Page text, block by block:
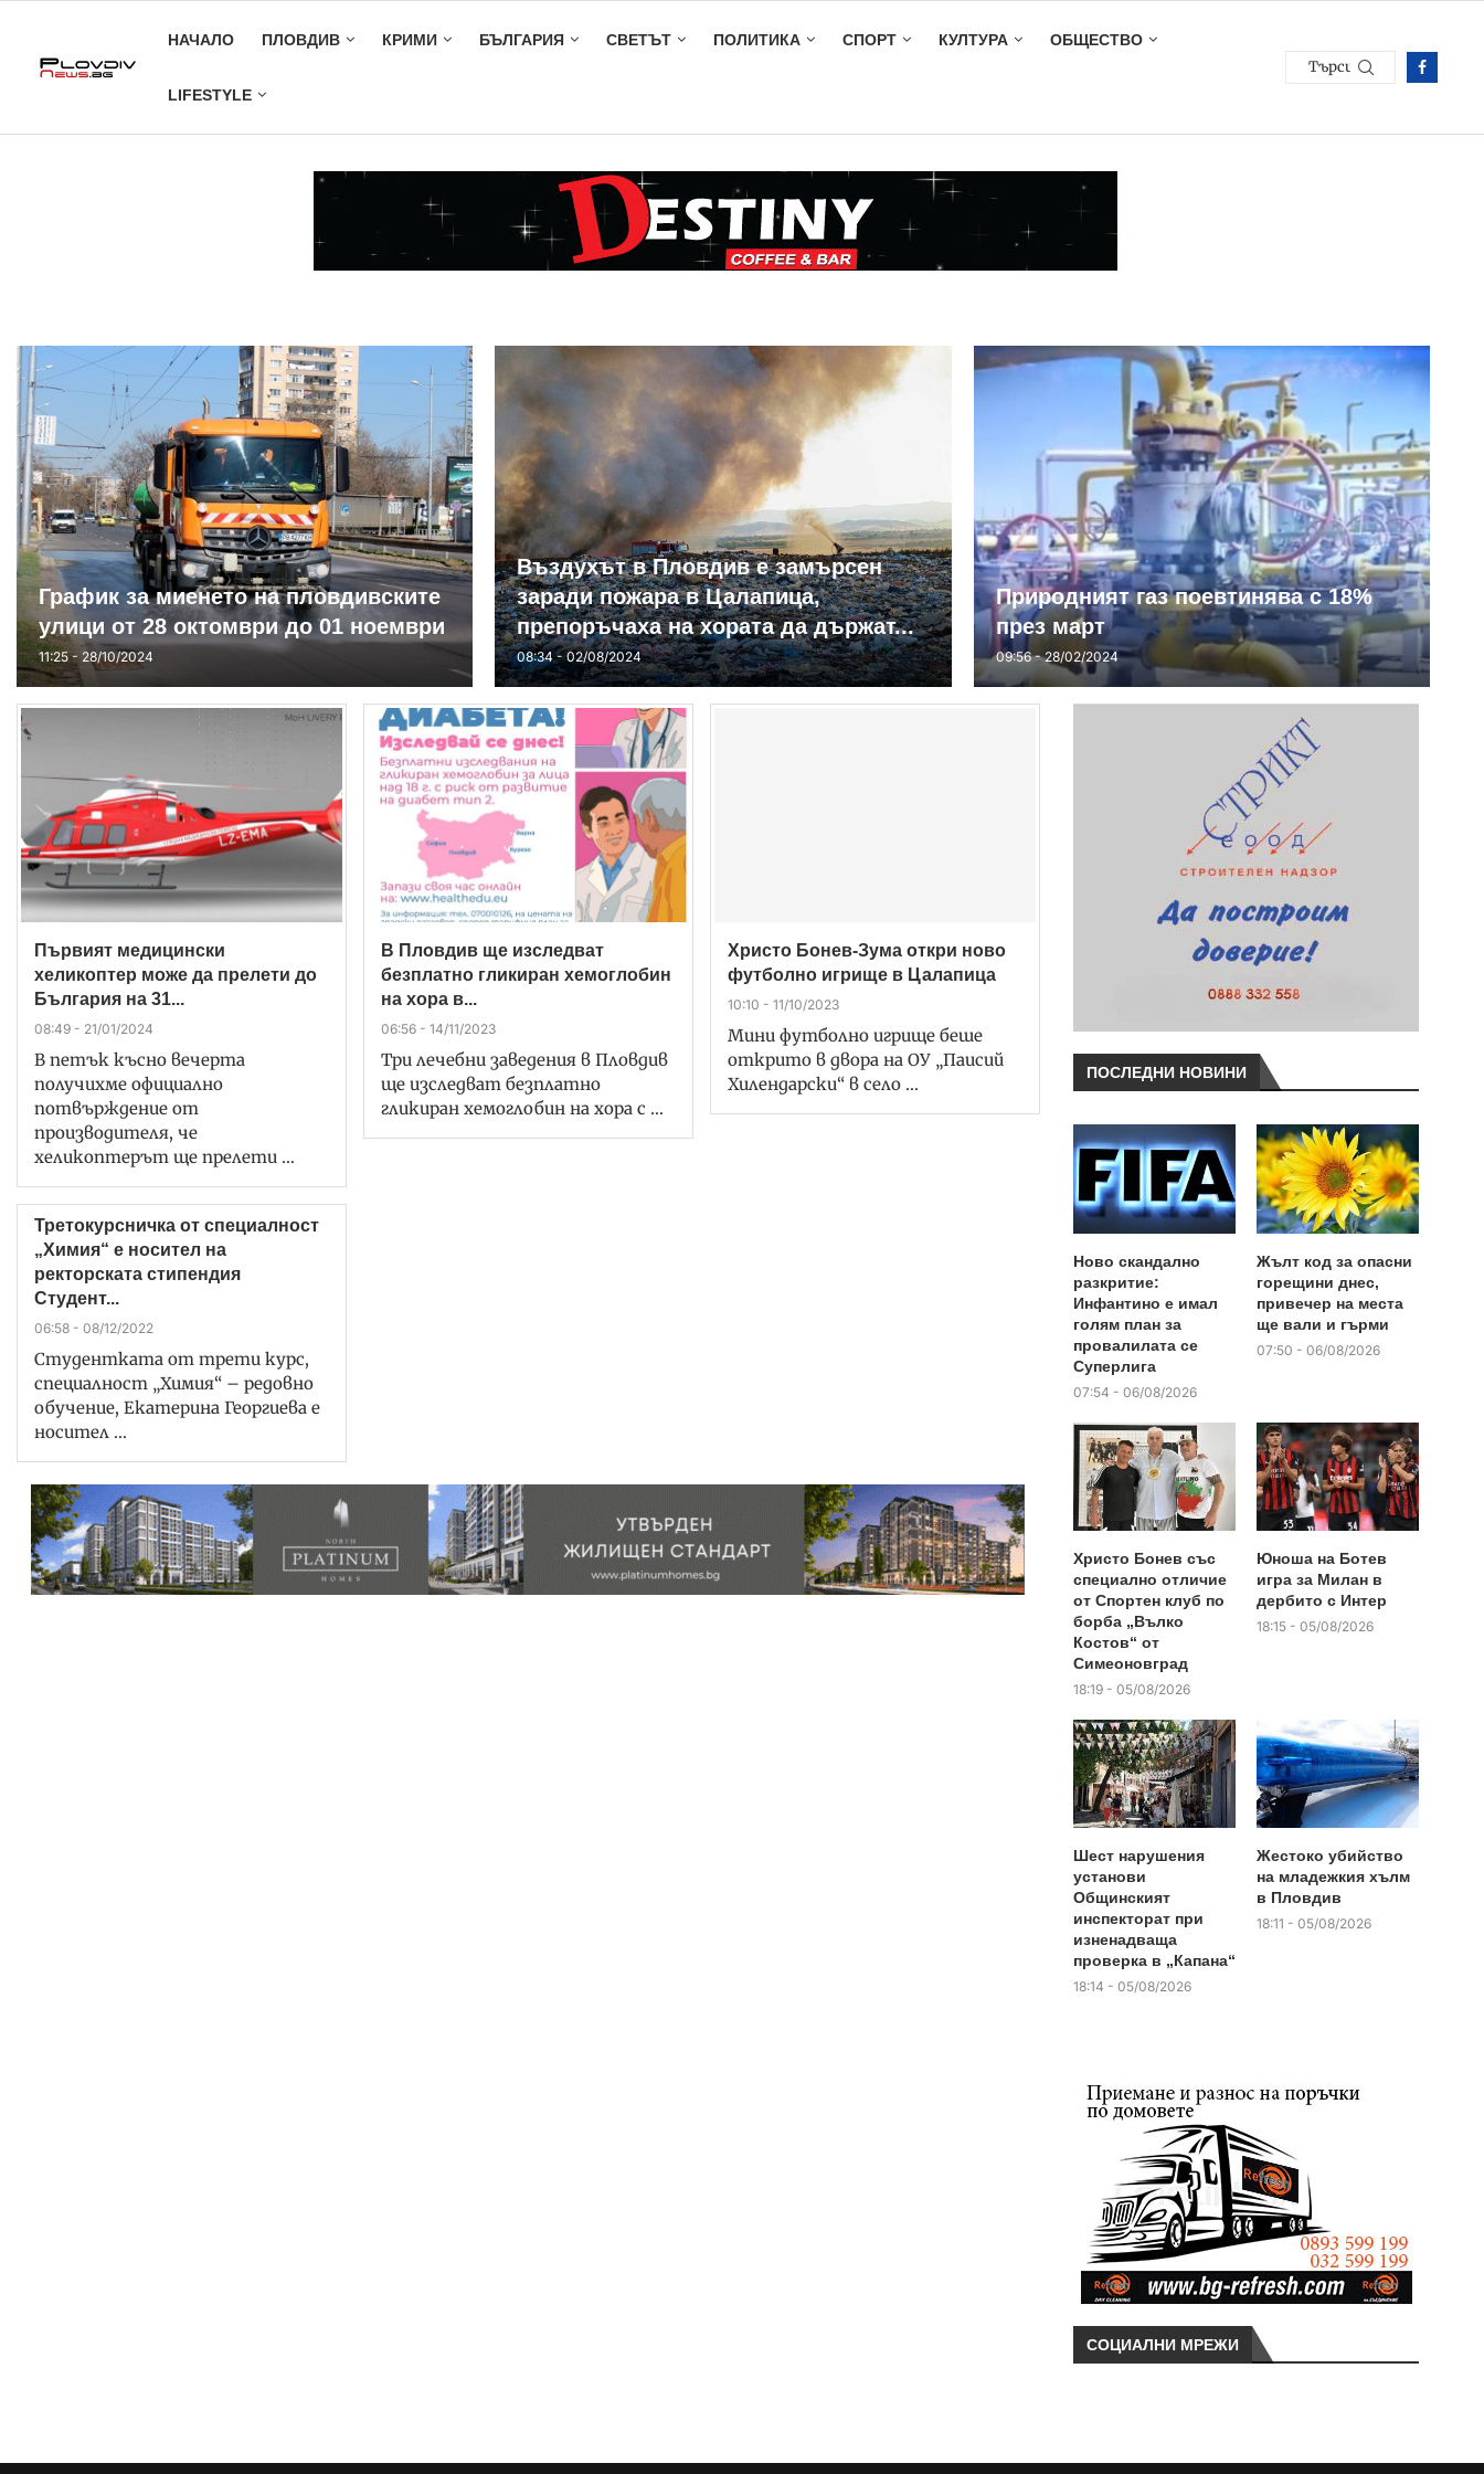
НАЧАЛО ПЛОВДИВ КРИМИ БЪЛГАРИЯ СВЕТЪТ ПОЛИТИКА СПОРТ КУЛТУРА ОБЩЕСТВО
LIFESTYLE
График за миенето на пловдивските
улици от 28 октомври до 01 ноември
11:25 - 28/10/2024
Въздухът в Пловдив е замърсен
заради пожара в Цалапица,
препоръчаха на хората да държат...
08:34 - 02/08/2024
Природният газ поевтинява с 18%
през март
09:56 - 28/02/2024
Първият медицински
хеликоптер може да прелети до
България на 31...
08:49 - 21/01/2024
В петък късно вечерта
получихме официално
потвърждение от
производителя, че
хеликоптерът ще прелети …
В Пловдив ще изследват
безплатно гликиран хемоглобин
на хора в...
06:56 - 14/11/2023
Три лечебни заведения в Пловдив
ще изследват безплатно
гликиран хемоглобин на хора с …
Христо Бонев-Зума откри ново
футболно игрище в Цалапица
10:10 - 11/10/2023
Мини футболно игрище беше
открито в двора на ОУ „Паисий
Хилендарски“ в село …
Третокурсничка от специалност
„Химия“ е носител на
ректорската стипендия
Студент...
06:58 - 08/12/2022
Студентката от трети курс,
специалност „Химия“ – редовно
обучение, Екатерина Георгиева е
носител …
ПОСЛЕДНИ НОВИНИ
Ново скандално
разкритие:
Инфантино е имал
голям план за
провалилата се
Суперлига
07:54 - 06/08/2026
Жълт код за опасни
горещини днес,
привечер на места
ще вали и гърми
07:50 - 06/08/2026
Христо Бонев със
специално отличие
от Спортен клуб по
борба „Вълко
Костов“ от
Симеоновград
18:19 - 05/08/2026
Юноша на Ботев
игра за Милан в
дербито с Интер
18:15 - 05/08/2026
Шест нарушения
установи
Общинският
инспекторат при
изненадваща
проверка в „Капана“
18:14 - 05/08/2026
Жестоко убийство
на младежкия хълм
в Пловдив
18:11 - 05/08/2026
СОЦИАЛНИ МРЕЖИ